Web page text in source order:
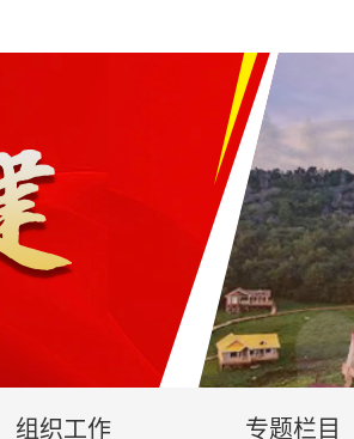
组织工作 专题栏目